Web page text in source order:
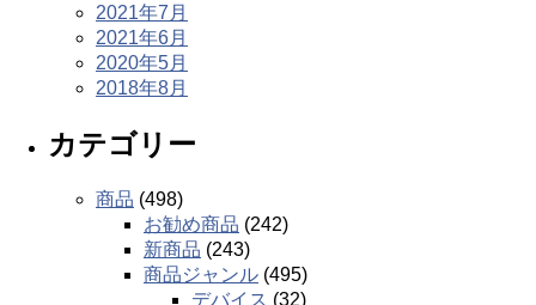
2021年7月
2021年6月
2020年5月
2018年8月
カテゴリー
商品 (498)
お勧め商品 (242)
新商品 (243)
商品ジャンル (495)
デバイス (32)